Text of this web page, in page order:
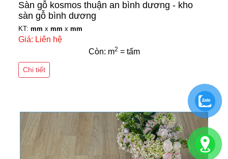
Sàn gỗ kosmos thuận an bình dương - kho
sàn gỗ bình dương
KT: mm x mm x mm
Giá: Liên hệ
Còn: m2 = tấm
Chi tiết